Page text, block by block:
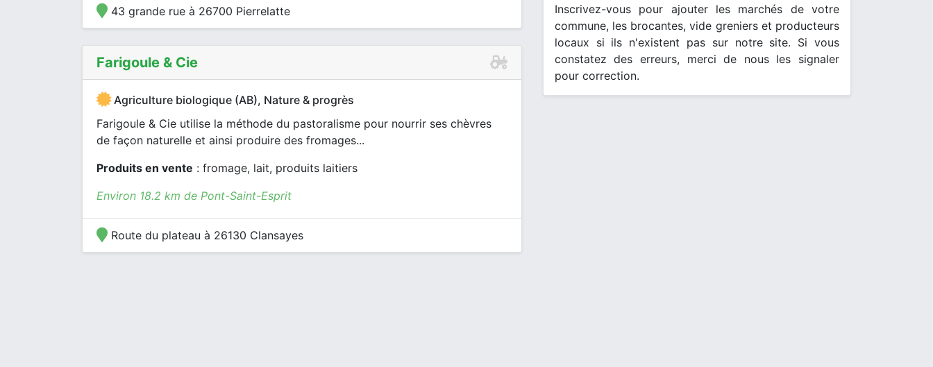
43 grande rue à 26700 Pierrelatte
Farigoule & Cie
Agriculture biologique (AB), Nature & progrès
Farigoule & Cie utilise la méthode du pastoralisme pour nourrir ses chèvres
de façon naturelle et ainsi produire des fromages...
Produits en vente : fromage, lait, produits laitiers
Environ 18.2 km de Pont-Saint-Esprit
Route du plateau à 26130 Clansayes
Inscrivez-vous pour ajouter les marchés de votre
commune, les brocantes, vide greniers et producteurs
locaux si ils n'existent pas sur notre site. Si vous
constatez des erreurs, merci de nous les signaler
pour correction.